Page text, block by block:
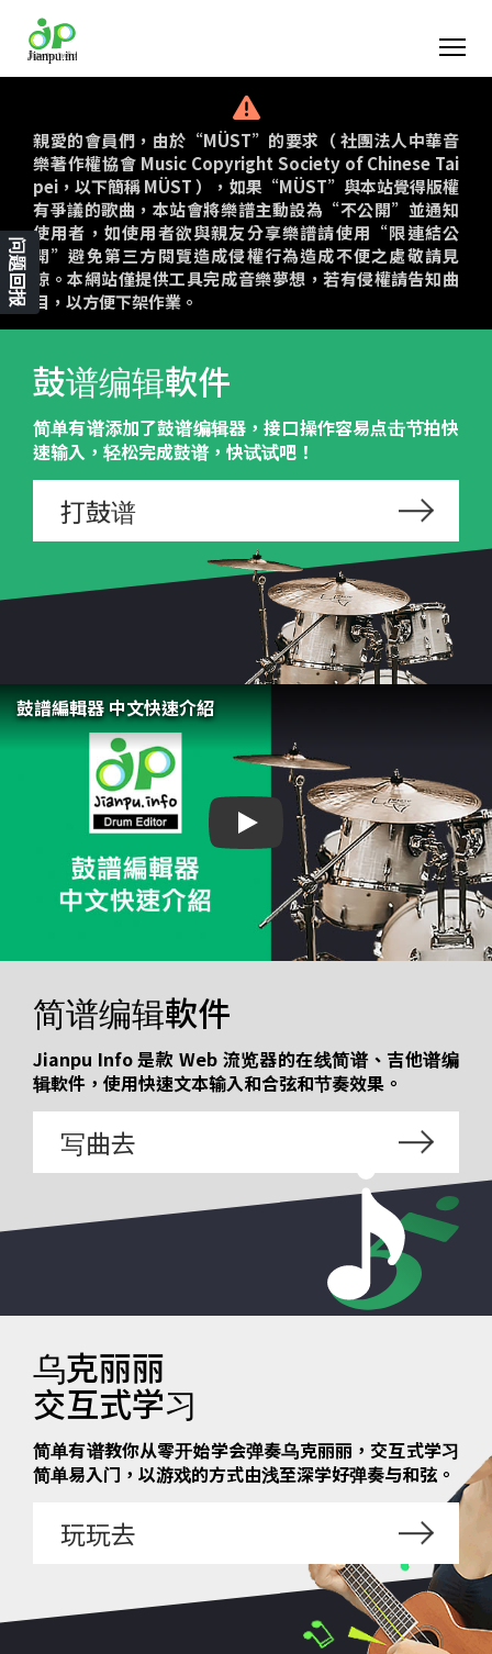
親愛的會員們，由於“MÜST”的要求（ 社團法人中華音
樂著作權協會 Music Copyright Society of Chinese Tai
pei，以下簡稱 MÜST ），如果“MÜST”與本站覺得版權
有爭議的歌曲，本站會將樂譜主動設為“不公開”並通知
使用者，如使用者欲與親友分享樂譜請使用“限連結公
開”避免第三方閱覽造成侵權行為造成不便之處敬請見
諒。本網站僅提供工具完成音樂夢想，若有侵權請告知曲
目，以方便下架作業。
鼓谱编辑軟件
简单有谱添加了鼓谱编辑器，接口操作容易点击节拍快
速输入，轻松完成鼓谱，快试试吧！
打鼓谱
鼓譜編輯器 中文快速介紹
鼓譜編輯器 中文快速介紹
简谱编辑軟件
Jianpu Info 是款 Web 流览器的在线简谱、吉他谱编
辑軟件，使用快速文本输入和合弦和节奏效果。
写曲去
乌克丽丽
交互式学习
简单有谱教你从零开始学会弹奏乌克丽丽，交互式学习
简单易入门，以游戏的方式由浅至深学好弹奏与和弦。
玩玩去
问题回报